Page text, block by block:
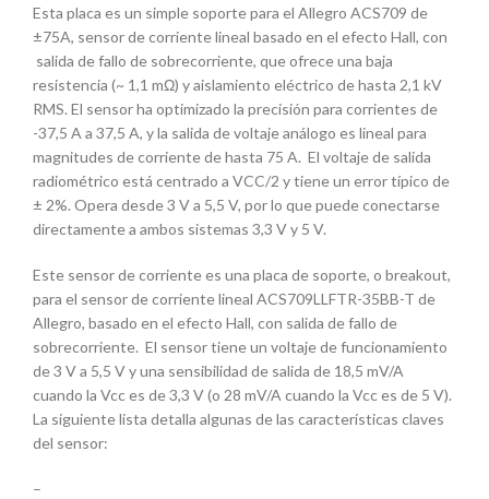
Esta placa es un simple soporte para el Allegro ACS709 de
±75A, sensor de corriente lineal basado en el efecto Hall, con
salida de fallo de sobrecorriente, que ofrece una baja
resistencia (~ 1,1 mΩ) y aislamiento eléctrico de hasta 2,1 kV
RMS. El sensor ha optimizado la precisión para corrientes de
-37,5 A a 37,5 A, y la salida de voltaje análogo es lineal para
magnitudes de corriente de hasta 75 A. El voltaje de salida
radiométrico está centrado a VCC/2 y tiene un error típico de
± 2%. Opera desde 3 V a 5,5 V, por lo que puede conectarse
directamente a ambos sistemas 3,3 V y 5 V.
Este sensor de corriente es una placa de soporte, o breakout,
para el sensor de corriente lineal ACS709LLFTR-35BB-T de
Allegro, basado en el efecto Hall, con salida de fallo de
sobrecorriente. El sensor tiene un voltaje de funcionamiento
de 3 V a 5,5 V y una sensibilidad de salida de 18,5 mV/A
cuando la Vcc es de 3,3 V (o 28 mV/A cuando la Vcc es de 5 V).
La siguiente lista detalla algunas de las características claves
del sensor:
–